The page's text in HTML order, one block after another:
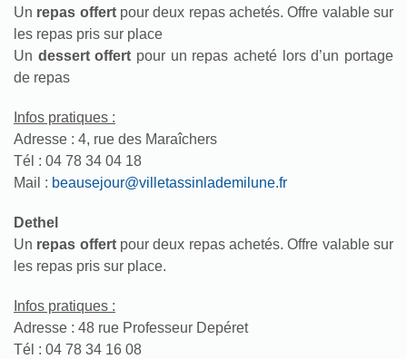
Un repas offertpour deux repas achetés. Offre valable sur
les repas pris sur place
Un dessert offert pour un repas acheté lors d’un portage
de repas
Infos pratiques :
Adresse : 4, rue des Maraîchers
Tél : 04 78 34 04 18
Mail : beausejour@villetassinlademilune.fr
Dethel
Un repas offertpour deux repas achetés. Offre valable sur
les repas pris sur place.
Infos pratiques :
Adresse : 48 rue Professeur Depéret
Tél : 04 78 34 16 08